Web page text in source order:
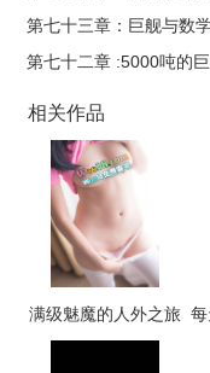
第七十三章：巨舰与数
第七十二章 :5000吨的
相关作品
满级魅魔的人外之旅